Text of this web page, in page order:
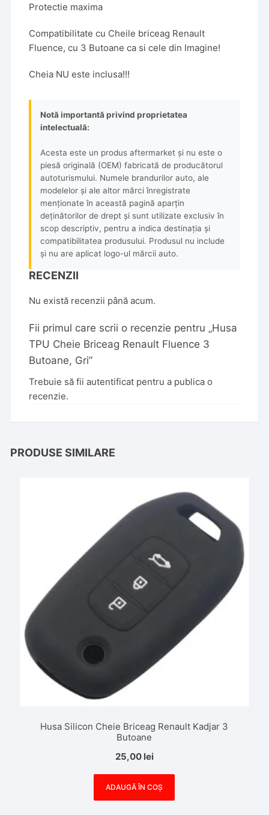
Protectie maxima
Compatibilitate cu Cheile briceag Renault
Fluence, cu 3 Butoane ca si cele din Imagine!
Cheia NU este inclusa!!!
Notă importantă privind proprietatea
intelectuală:
Acesta este un produs aftermarket și nu este o
piesă originală (OEM) fabricată de producătorul
autoturismului. Numele brandurilor auto, ale
modelelor și ale altor mărci înregistrate
menționate în această pagină aparțin
deținătorilor de drept și sunt utilizate exclusiv în
scop descriptiv, pentru a indica destinația și
compatibilitatea produsului. Produsul nu include
și nu are aplicat logo-ul mărcii auto.
RECENZII
Nu există recenzii până acum.
Fii primul care scrii o recenzie pentru „Husa
TPU Cheie Briceag Renault Fluence 3
Butoane, Gri”
Trebuie să fiiautentificat pentru a publica o
recenzie.
PRODUSE SIMILARE
Husa Silicon Cheie Briceag Renault Kadjar 3
Butoane
25,00 lei
ADAUGĂ ÎN COȘ